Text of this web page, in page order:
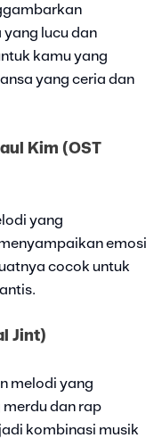
lucu dan
kamu yang
yang ceria dan
Kim (OST
yang
emosi
cocok untuk
Jint)
melodi yang
merdu dan rap
kombinasi musik